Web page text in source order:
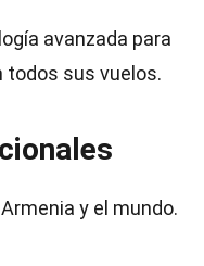
avanzada para
todos sus vuelos.
y el mundo.